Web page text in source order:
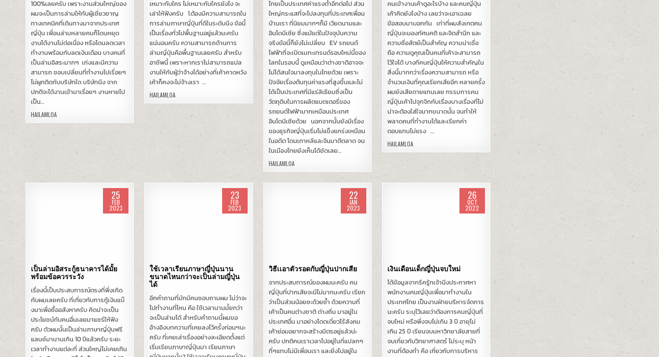
100%เลยครับ เพราะงานส่วนใหญ่ของ
ผมจะเป็นการล่ามให้กับผู้เชี่ยวชาญ
ทางเทคนิคที่เดินทางมาจากประเทศ
ญี่ปุ่น เพื่อนล่ามหลายคนก็โดนหยุด
งานได้งานไม่ต่อเนื่อง หรือโดนลดเวลา
ทำงานพร้อมกับลดเงินเดือน บางคนที่
เป็นล่ามอิสระมากๆ เก่งและมีความ
สามารถ ชอบเปลี่ยนที่ทำงานไปเรื่อยๆ
ไม่ผูกติดกับบริษัทใด บริษัทนึง จาก
ปกติจะได้งานเข้ามาเรื่อยๆ งานหายไป
เป็น…
HAILAMLOA
เหมาะกับใคร ไม่เหมาะกับใครยังไง จะ
เล่าให้ฟังครับ 1.ต้องมีความสามารถใน
การล่ามภาษาญี่ปุ่นที่ดีในระดับนึง ข้อนี้
เป็นเรื่องทั่วไปพื้นฐานอยู่แล้วนะครับ
แน่นอนครับ ความสามารถด้านการ
ล่ามญี่ปุ่นคือพื้นฐานเลยครับ สำหรับ
อาชีพนี้ เพราะหากเราไม่สามารถแปล
งานให้กับผู้ว่าจ้างได้อย่างที่เค้าคาดหวัง
เค้าก็คงจะไม่จ้างเรา …
HAILAMLOA
ไทยเป็นประเทศค่าแรงต่ำอีกต่อไป ส่วน
ใหญ่กระแสที่จะไปลงทุนที่ประเทศเพื่อน
บ้านเรา ที่นิยมมากๆก็มี เวียดนามและ
อินโดนีเซีย ซึ่งแม้แต่ในปัจจุบันความ
จริงข้อนี้ก็ยังไม่เปลี่ยน EV รถยนต์
ไฟฟ้าที่จะเปิดเมกะเทรนด์รอบใหม่นี้ของ
โลกในรอบนี้ ดูเหมือนว่าต่างชาติอาจจะ
ไม่ได้สนใจมาลงทุนในไทยด้วย เพราะ
ปัจจัยเรื่องต้นทุนค่าแรงที่สูงขึ้นและไม่
ได้เป็นประเทศที่มีแร่ลิเธียมซึ่งเป็น
วัตถุดิบในการผลิตแบตเตอรี่ของ
รถยนต์ไฟฟ้ามากเหมือนประเทศ
อินโดนีเซียด้วย นอกจากนั้นยังมีเรื่อง
ของธุรกิจญี่ปุ่นเริ่มไม่แข็งแกร่งเหมือน
ในอดีต โดนเกาหลีและจีนมาตีตลาด จน
ในเมืองไทยยังเห็นได้ชัดเลย…
HAILAMLOA
คนเข้างานเค้าดูอะไรบ้าง และคนญี่ปุ่น
เค้าคิดยังไงบ้าง เลยว่าจะเอาเฉลย
ข้อสอบมาบอกกัน เท่าที่ผมสังเกตคน
ญี่ปุ่นจะมองทัศนคติ และจิตสำนึก และ
ความซื่อสัตย์เป็นสำคัญ ความน่าเชื่อ
ถือ ความดูคุณเป็นคนที่เค้าจะสามารถ
ไว้ใจได้ บางทีคนญี่ปุ่นให้ความสำคัญใน
สิ่งนี้มากกว่าเรื่องความสามารถ หรือ
จำนวนเงินที่คุณเรียกเสียอีก หลายครั้ง
ผมยังเสียดายแทนเลย กรรมการคน
ญี่ปุ่นเค้าไปจุกจิกกับเรื่องบางเรื่องที่ไม่
น่าจะต้องใส่ใจมากขนาดนั้น จนทำให้
พลาดคนที่ทำงานได้และเรียกค่า
ตอบแทนไม่แรง …
HAILAMLOA
25
FEB
2023
เป็นล่ามอิสระกู้ธนาคารได้มั้ย
พร้อมข้อควรระวัง
เรื่องนี้เป็นประสบการณ์ตรงที่พึ่งเกิด
กับผมเลยครับ ที่เกี่ยวกับการกู้เงินแบ๊
งมาเพื่อซื้ออสังหาครับ คิดน่าจะเป็น
ประโยชน์กับคนอื่นเลยมาแชร์ให้ฟัง
ครับ ตัวผมนั้นเป็นล่ามภาษาญี่ปุ่นฟรี
แลนซ์มานานเกิน 10 ปีแล้วครับ ระยะ
เวลาทำงานแต่ละที่ ส่วนใหญ่ไม่เคยเกิน
23
FEB
2023
ใช้เวลาเรียนภาษาญี่ปุ่นนาน
ขนาดไหนกว่าจะเป็นล่ามญี่ปุ่น
ได้
อีกคำถามที่มักมีคนชอบถามผม ไม่ว่าจะ
ไปทำงานที่ไหน คือ ใช้เวลานานมั้ยกว่า
จะเป็นล่ามได้ สำหรับคำถามนี้ผมขอ
อ้างอิงบทความที่เคยลงไว้ครั้งก่อนๆนะ
ครับ ที่เคยเล่าเรื่องอย่างละเอียดตั้งแต่
เริ่มเรียนภาษาญี่ปุ่นมา เรียนภาษา
22
JAN
2023
วิธีเเอาตัวรอดกับญี่ปุ่นปากเสีย
จากประสบการณ์ของผมนะครับ คน
ญี่ปุ่นที่ปากเสียจะมีไม่มากนะครับ เรียก
ว่าเป็นส่วนน้อยซะด้วยซ้ำ ด้วยความที่
เค้าเป็นคนต่างชาติ ต่างถิ่น มาอยู่ใน
ประเทศอื่น มาอย่างโดดเดี่ยวไร้สังคม
เค้าย่อมอยากจะสร้างมิตรอยู่แล้วน่ะ
ครับ ปกติคนเราเวลาไปอยู่ในที่แปลกๆ
ที่ๆแทบไม่มีเพื่อนเรา และยิ่งไปอยู่ใน
26
OCT
2022
เงินเดือนเด็กญี่ปุ่นจบใหม่
ได้ข้อมูลจากรีครู้ทเจ้านึงประกาศหา
พนักงานคนญี่ปุ่นเพื่อมาทำงานใน
ประเทศไทย เป็นงานฝ่ายบริหารจัดการ
นะครับ ระบุไว้เลยว่าต้องการคนญี่ปุ่นที่
จบใหม่ หรือพึ่งจบไม่เกิน 3 ปี อายุไม่
เกิน 25 ปี เรียนจบมหาวิทยาลัยสายที่
จบเกี่ยวกับวิทยาศาสตร์ ไม่ระบุ หน้า
งานที่ต้องทำ คือ เกี่ยวกับการบริหาร